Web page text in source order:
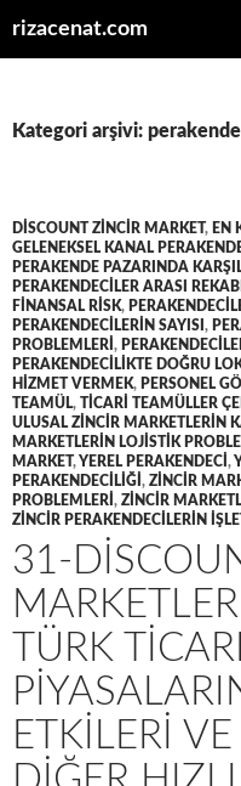
rizacenat.com
Kategori arşivi:
DISCOUNT ZINCIR MARKET, EN
GELENEKSEL KANAL
PERAKENDE PAZARINDA
PERAKENDECILER ARASI
FINANSAL RISK,
PERAKENDECILERIN SAYISI ,
PROBLEMLERI ,
PERAKENDECILIKTE DOĞRU
HIZMET VERMEK, PERSONEL
TEAMÜL, TICARI TEAMÜLLER
ULUSAL ZINCIR MARKETLERIN
MARKETLERIN LOJISTIK
MARKET,YEREL PERAKENDECI ,
PERAKENDECILIĞI , ZINCIR
PROBLEMLERI , ZINCIR
ZINCIR PERAKENDECILERIN
31-
TÜRK
ETKILERI